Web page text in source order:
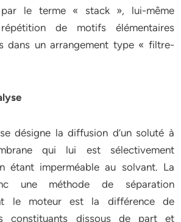
par le terme « stack », lui-même
de motifs élémentaires
dans un arrangement type « filtre-
désigne la diffusion d’un soluté à
qui lui est sélectivement
étant imperméable au solvant. La
une méthode de séparation
le moteur est la différence de
constituants dissous de part et